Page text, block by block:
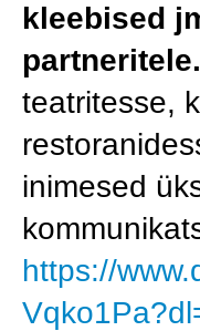
kleebised
partneritele.
teatritesse,
inimesed
https://